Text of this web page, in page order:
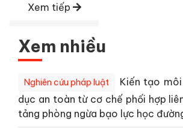
Xem tiếp
Xem nhiều
Nghiên cứu pháp luật
Kiến tạo
dục an toàn từ cơ chế phối hợp
tảng phòng ngừa bạo lực học